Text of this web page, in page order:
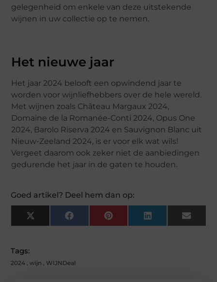
gelegenheid om enkele van deze uitstekende
wijnen in uw collectie op te nemen.
Het nieuwe jaar
Het jaar 2024 belooft een opwindend jaar te
worden voor wijnliefhebbers over de hele wereld.
Met wijnen zoals Château Margaux 2024,
Domaine de la Romanée-Conti 2024, Opus One
2024, Barolo Riserva 2024 en Sauvignon Blanc uit
Nieuw-Zeeland 2024, is er voor elk wat wils!
Vergeet daarom ook zeker niet de aanbiedingen
gedurende het jaar in de gaten te houden.
Goed artikel? Deel hem dan op:
X
(
T
E
F
A
O
K
P
I
L
I
E
M
Tags:
2024 ,wijn , WIJNDeal